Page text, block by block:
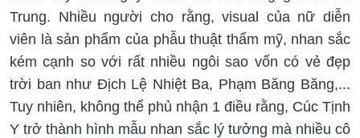
Trung. Nhiều người cho rằng, visual của nữ diễn
viên là sản phẩm của phẫu thuật thẩm mỹ, nhan sắc
kém cạnh so với rất nhiều ngôi sao vốn có vẻ đẹp
trời ban như Địch Lệ Nhiệt Ba, Phạm Băng Băng,...
Tuy nhiên, không thể phủ nhận 1 điều rằng, Cúc Tịnh
Y trở thành hình mẫu nhan sắc lý tưởng mà nhiều cô